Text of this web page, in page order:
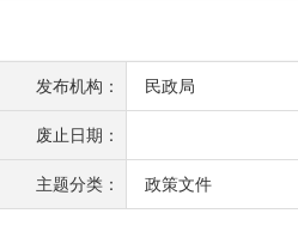
发布机构： 民政局
废止日期：
主题分类： 政策文件